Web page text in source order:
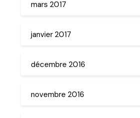
mars 2017
janvier 2017
décembre 2016
novembre 2016